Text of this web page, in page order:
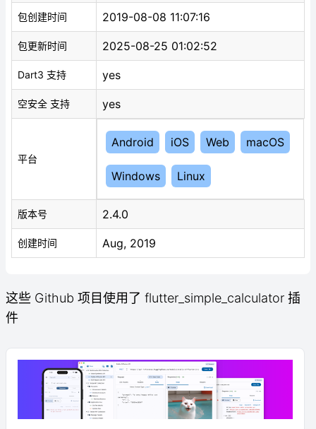
包创建时间 2019-08-08 11:07:16
包更新时间 2025-08-25 01:02:52
Dart3 支持 yes
空安全 支持 yes
平台
Android iOS Web macOS
Windows Linux
版本号 2.4.0
创建时间 Aug, 2019
这些 Github 项目使用了 flutter_simple_calculator 插
件